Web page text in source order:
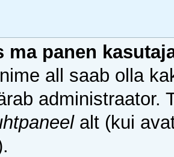
ma panen
all saab olla
administraator.
alt (kui